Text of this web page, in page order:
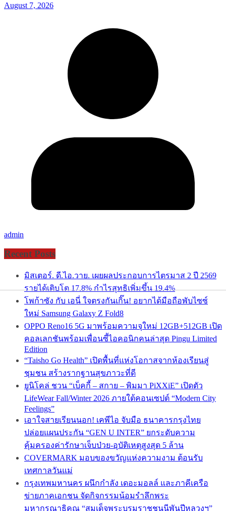
August 7, 2026
admin
Recent Posts
มิสเตอร์. ดี.ไอ.วาย. เผยผลประกอบการไตรมาส 2 ปี 2569
รายได้เติบโต 17.8% กำไรสุทธิเพิ่มขึ้น 19.4%
โพก้าซัง กับ เอนี่ ใจตรงกันเกิ๊น! อยากได้มือถือพับไซซ์
ใหม่ Samsung Galaxy Z Fold8
OPPO Reno16 5G มาพร้อมความจุใหม่ 12GB+512GB เปิด
คอลเลกชันพร้อมเพื่อนซี้ไอคอนิกคนล่าสุด Pingu Limited
Edition
“Taisho Go Health” เปิดพื้นที่แห่งโอกาสจากห้องเรียนสู่
ชุมชน สร้างรากฐานสุขภาวะที่ดี
ยูนิโคล่ ชวน “เบ็คกี้ – สกาย – พิมมา PiXXiE” เปิดตัว
LifeWear Fall/Winter 2026 ภายใต้คอนเซปต์ “Modern City
Feelings”
เอาใจสายเรียนนอก! เคพีไอ จับมือ ธนาคารกรุงไทย
ปล่อยแผนประกัน “GEN U INTER” ยกระดับความ
คุ้มครองค่ารักษาเจ็บป่วย-อุบัติเหตุสูงสุด 5 ล้าน
COVERMARK มอบของขวัญแห่งความงาม ต้อนรับ
เทศกาลวันแม่
กรุงเทพมหานคร ผนึกกำลัง เดอะมอลล์ และภาคีเครือ
ข่ายภาคเอกชน จัดกิจกรรมน้อมรำลึกพระ
มหากรุณาธิคุณ “สมเด็จพระบรมราชชนนีพันปีหลวงฯ”